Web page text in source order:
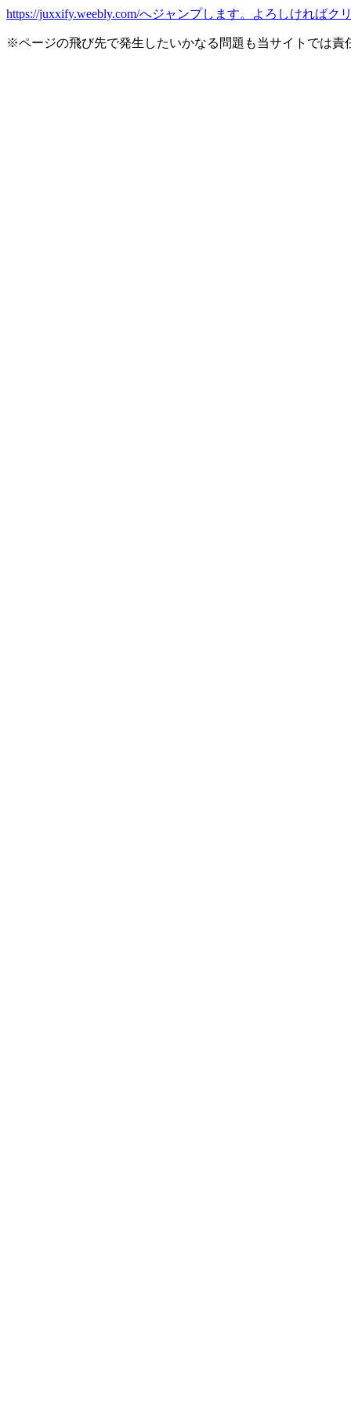
https://juxxify.weebly.com/へジャンプします。よろしければク
※ページの飛び先で発生したいかなる問題も当サイトでは責